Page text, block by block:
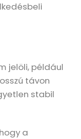
jelöli, például
távon
stabil
a